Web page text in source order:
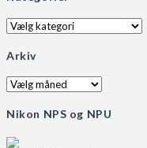
Kategorier
Arkiv
Arkiv
Nikon NPS og NPU